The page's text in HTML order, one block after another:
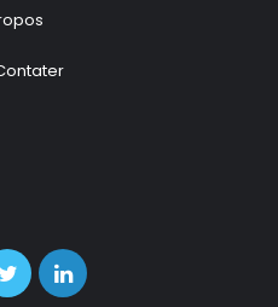
TwitterLinkedin